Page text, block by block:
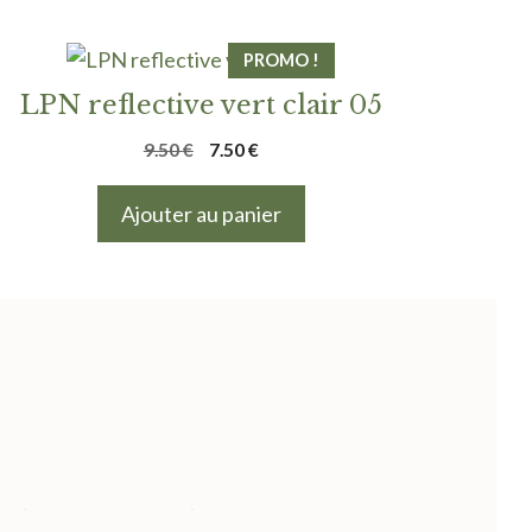
PROMO !
LPN reflective vert clair 05
9.50€
Le
7.50€Le
actuel
Ajouter au panier